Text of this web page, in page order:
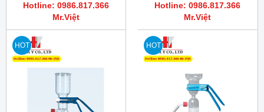
Hotline: 0986.817.366
Mr.Việt
Hotline: 0986.817.366
Mr.Việt
HOT HOT